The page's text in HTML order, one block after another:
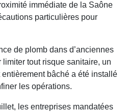
immédiate de la Saône
particulières pour
de plomb dans d’anciennes
tout risque sanitaire, un
bâché a été installé
les opérations.
les entreprises mandatées